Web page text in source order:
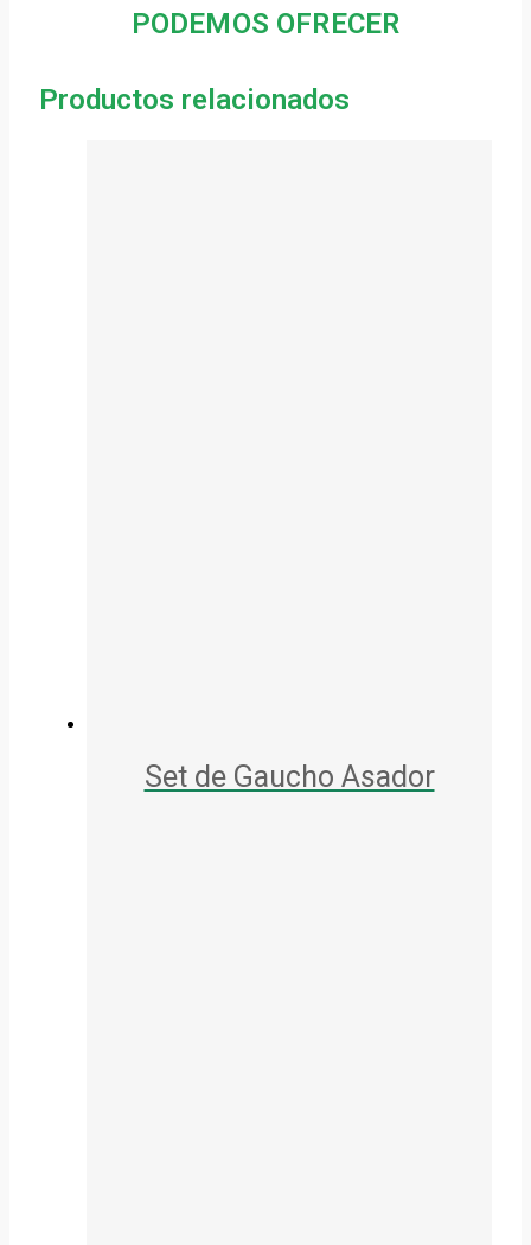
PODEMOS OFRECER
Productos relacionados
Set de Gaucho Asador